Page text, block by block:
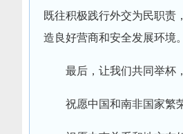
既往积极践行外交为民职责
造良好营商和安全发展环境。
最后，让我们共同举杯，
祝愿中国和南非国家繁